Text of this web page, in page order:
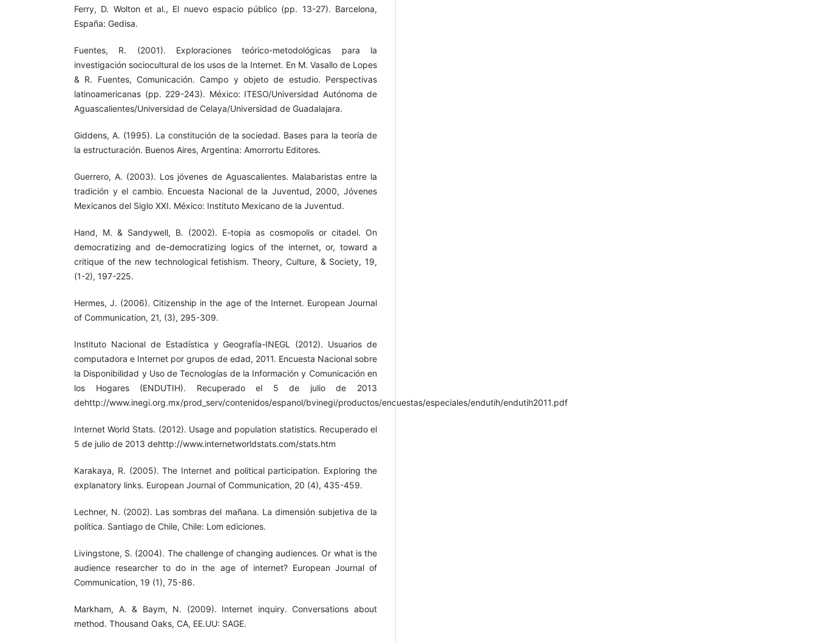
Ferry, D. Wolton et al., El nuevo espacio público (pp. 13-27). Barcelona,
España: Gedisa.
Fuentes, R. (2001). Exploraciones teórico-metodológicas para la
investigación sociocultural de los usos de la Internet. En M. Vasallo de Lopes
& R. Fuentes, Comunicación. Campo y objeto de estudio. Perspectivas
latinoamericanas (pp. 229-243). México: ITESO/Universidad Autónoma de
Aguascalientes/Universidad de Celaya/Universidad de Guadalajara.
Giddens, A. (1995). La constitución de la sociedad. Bases para la teoría de
la estructuración. Buenos Aires, Argentina: Amorrortu Editores.
Guerrero, A. (2003). Los jóvenes de Aguascalientes. Malabaristas entre la
tradición y el cambio. Encuesta Nacional de la Juventud, 2000, Jóvenes
Mexicanos del Siglo XXI. México: Instituto Mexicano de la Juventud.
Hand, M. & Sandywell, B. (2002). E-topia as cosmopolis or citadel. On
democratizing and de-democratizing logics of the internet, or, toward a
critique of the new technological fetishism. Theory, Culture, & Society, 19,
(1-2), 197-225.
Hermes, J. (2006). Citizenship in the age of the Internet. European Journal
of Communication, 21, (3), 295-309.
Instituto Nacional de Estadística y Geografía-INEGL (2012). Usuarios de
computadora e Internet por grupos de edad, 2011. Encuesta Nacional sobre
la Disponibilidad y Uso de Tecnologías de la Información y Comunicación en
los Hogares (ENDUTIH). Recuperado el 5 de julio de 2013
dehttp://www.inegi.org.mx/prod_serv/contenidos/espanol/bvinegi/productos/encuestas/especiales/endutih/endutih2011.pdf
Internet World Stats. (2012). Usage and population statistics. Recuperado el
5 de julio de 2013 dehttp://www.internetworldstats.com/stats.htm
Karakaya, R. (2005). The Internet and political participation. Exploring the
explanatory links. European Journal of Communication, 20 (4), 435-459.
Lechner, N. (2002). Las sombras del mañana. La dimensión subjetiva de la
política. Santiago de Chile, Chile: Lom ediciones.
Livingstone, S. (2004). The challenge of changing audiences. Or what is the
audience researcher to do in the age of internet? European Journal of
Communication, 19 (1), 75-86.
Markham, A. & Baym, N. (2009). Internet inquiry. Conversations about
method. Thousand Oaks, CA, EE.UU: SAGE.